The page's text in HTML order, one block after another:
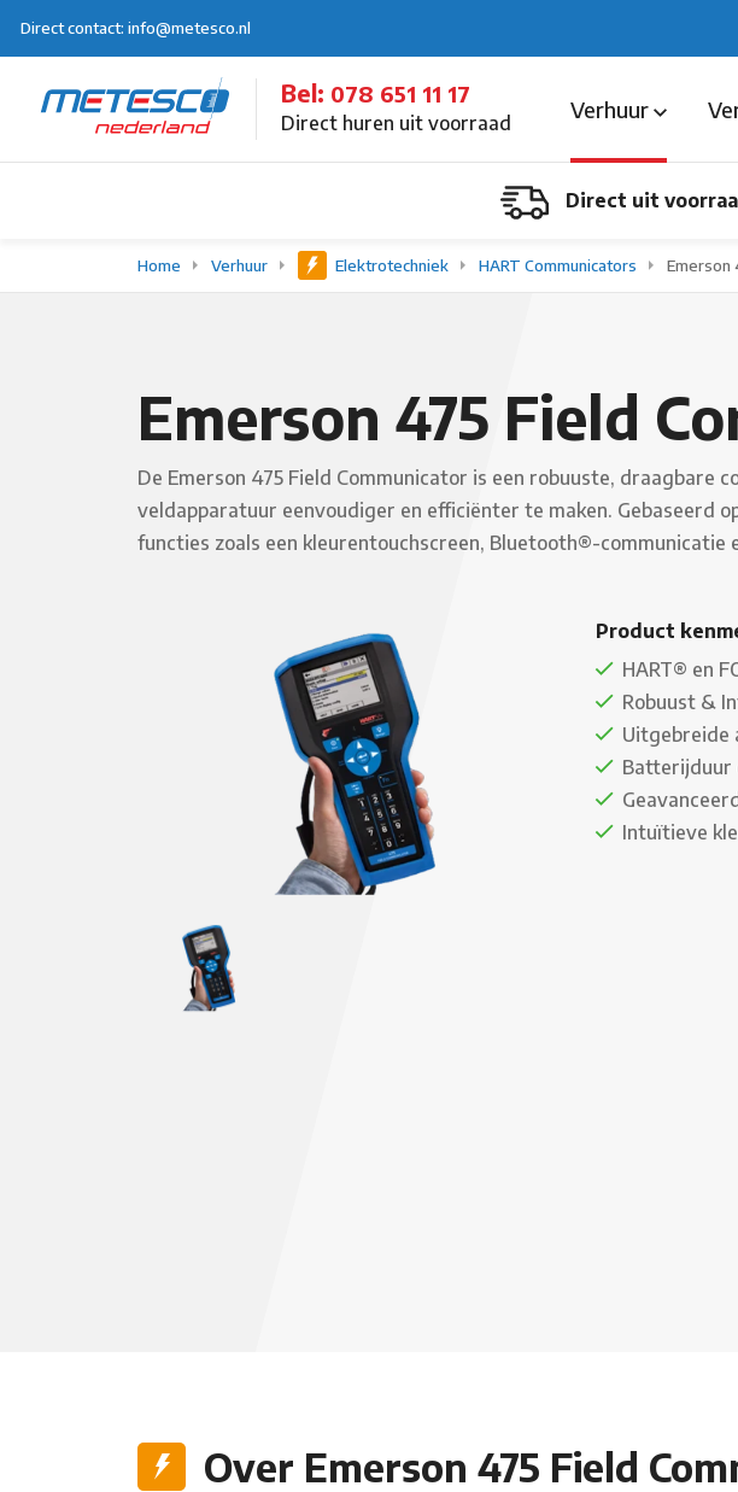
Direct contact: info@metesco.nl
Bel: 078 651 11 17
Direct huren uit voorraad Verhuur
Direct uit
Home Verhuur Elektrotechniek HART Communicators Emerson
Emerson 475 Field
De Emerson 475 Field Communicator is een robuuste,
veldapparatuur eenvoudiger en efficiënter te maken. Gebaseerd
functies zoals een kleurentouchscreen, Bluetooth®-
Product
HART® en
Robuust &
Uitgebreide
Batterijduur
Intuïtieve
Over Emerson 475 Field